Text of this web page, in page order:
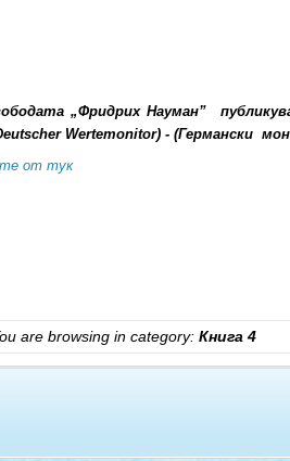
„Фридрих Науман”
Wertemonitor) - (Германски
от тук
are browsing in category: Книга 4